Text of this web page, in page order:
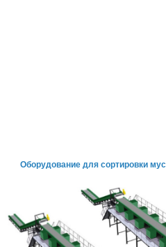
Оборудование для сортировки